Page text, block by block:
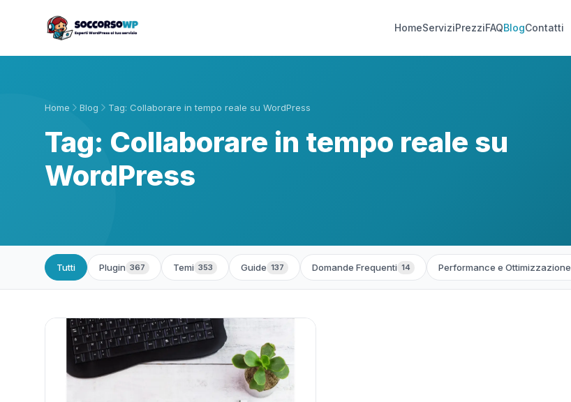
HomeServiziPrezziFAQBlogContatti
Home Blog Tag: Collaborare in tempo reale su WordPress
Tag: Collaborare in tempo reale su
WordPress
Tutti Plugin 367 Temi 353 Guide 137 Domande Frequenti 14 Performance e Ottimizzazione